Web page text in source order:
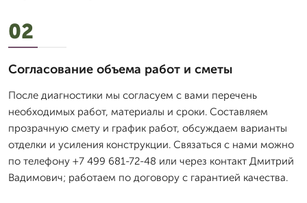
02
Согласование объема работ и сметы
После диагностики мы согласуем с вами перечень
необходимых работ, материалы и сроки. Составляем
прозрачную смету и график работ, обсуждаем варианты
отделки и усиления конструкции. Связаться с нами можно
по телефону +7 499 681-72-48 или через контакт Дмитpий
Вадимович; работаем по договору с гарантией качества.